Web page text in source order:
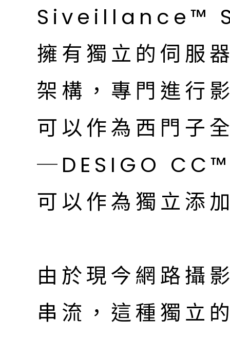
Siveillance™
擁有獨立的伺服
架構，專門進行
可以作為西門子
─DESIGO CC™
可以作為獨立添
由於現今網路攝
串流，這種獨立